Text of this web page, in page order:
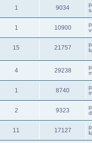
1 9034
1 10900
15 21757
4 29238
1 8740
2 9323
11 17127